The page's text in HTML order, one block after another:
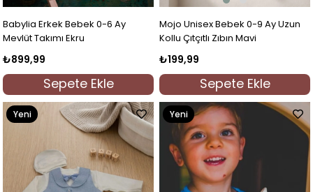
Babylia Erkek Bebek 0-6 Ay
Mevlüt Takımı Ekru
₺899,99
Sepete Ekle
Mojo Unisex Bebek 0-9 Ay Uzun
Kollu Çıtçıtlı Zıbın Mavi
₺199,99
Sepete Ekle
Yeni
Yeni
Ürün